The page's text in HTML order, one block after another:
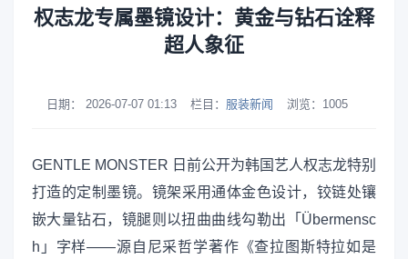
权志龙专属墨镜设计：黄金与钻石诠释
超人象征
日期： 2026-07-07 01:13 栏目： 服装新闻 浏览： 1005
GENTLE MONSTER 日前公开为韩国艺人权志龙特别
打造的定制墨镜。镜架采用通体金色设计，铰链处镶
嵌大量钻石，镜腿则以扭曲曲线勾勒出「Übermensc
h」字样——源自尼采哲学著作《查拉图斯特拉如是